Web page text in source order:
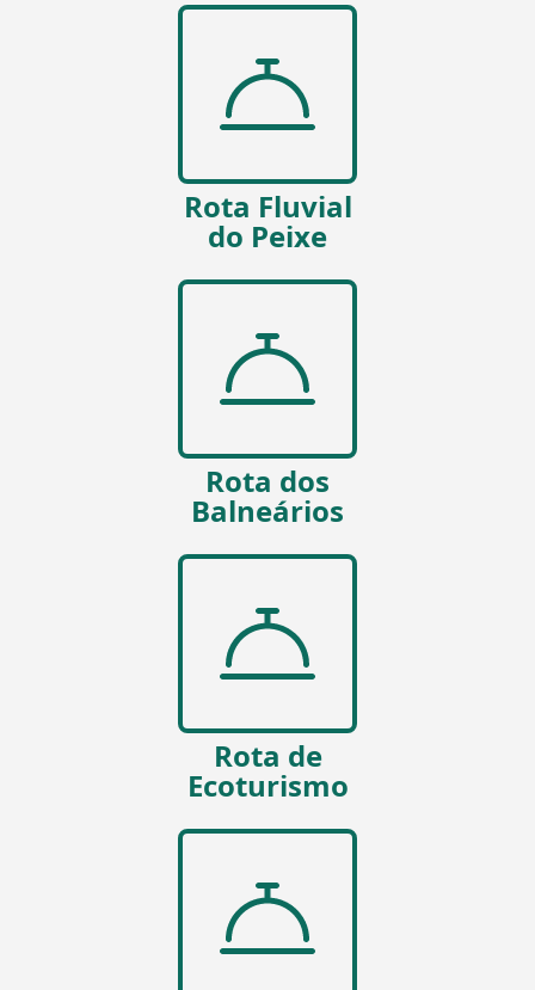
Rota Fluvial
do Peixe
Rota dos
Balneários
Rota de
Ecoturismo